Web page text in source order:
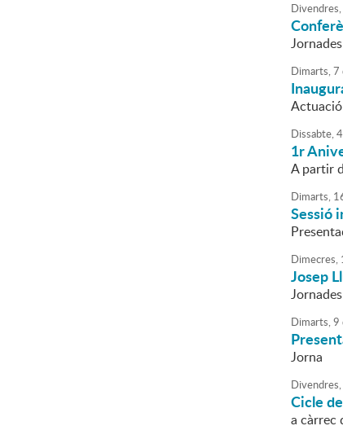
Divendres,
Dimarts,7
Dissabte,4
1r
A partir
Dimarts,
Sessió
Dimecres,
Josep
Dimarts,9
Jorna
Divendres,
Cicle
a càrrec